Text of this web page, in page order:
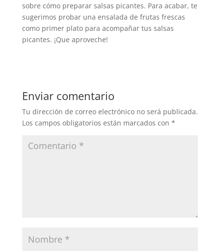
sobre cómo preparar salsas picantes. Para acabar, te
sugerimos probar una ensalada de frutas frescas
como primer plato para acompañar tus salsas
picantes. ¡Que aproveche!
Enviar comentario
Tu dirección de correo electrónico no será publicada.
Los campos obligatorios están marcados con *